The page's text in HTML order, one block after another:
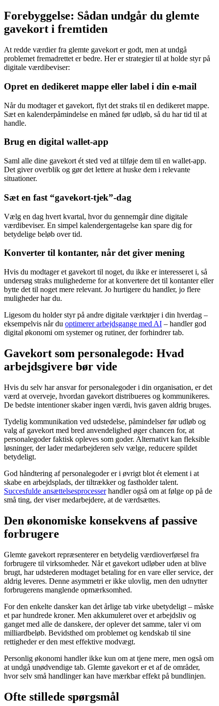
Forebyggelse: Sådan undgår du glemte
gavekort i fremtiden
At redde værdier fra glemte gavekort er godt, men at undgå
problemet fremadrettet er bedre. Her er strategier til at holde styr på
digitale værdibeviser:
Opret en dedikeret mappe eller label i din e-mail
Når du modtager et gavekort, flyt det straks til en dedikeret mappe.
Sæt en kalenderpåmindelse en måned før udløb, så du har tid til at
handle.
Brug en digital wallet-app
Saml alle dine gavekort ét sted ved at tilføje dem til en wallet-app.
Det giver overblik og gør det lettere at huske dem i relevante
situationer.
Sæt en fast “gavekort-tjek”-dag
Vælg en dag hvert kvartal, hvor du gennemgår dine digitale
værdibeviser. En simpel kalendergentagelse kan spare dig for
betydelige beløb over tid.
Konverter til kontanter, når det giver mening
Hvis du modtager et gavekort til noget, du ikke er interesseret i, så
undersøg straks mulighederne for at konvertere det til kontanter eller
bytte det til noget mere relevant. Jo hurtigere du handler, jo flere
muligheder har du.
Ligesom du holder styr på andre digitale værktøjer i din hverdag –
eksempelvis når du optimerer arbejdsgange med AI – handler god
digital økonomi om systemer og rutiner, der forhindrer tab.
Gavekort som personalegode: Hvad
arbejdsgivere bør vide
Hvis du selv har ansvar for personalegoder i din organisation, er det
værd at overveje, hvordan gavekort distribueres og kommunikeres.
De bedste intentioner skaber ingen værdi, hvis gaven aldrig bruges.
Tydelig kommunikation ved udstedelse, påmindelser før udløb og
valg af gavekort med bred anvendelighed øger chancen for, at
personalegoder faktisk opleves som goder. Alternativt kan fleksible
løsninger, der lader medarbejderen selv vælge, reducere spildet
betydeligt.
God håndtering af personalegoder er i øvrigt blot ét element i at
skabe en arbejdsplads, der tiltrækker og fastholder talent.
Succesfulde ansættelsesprocesserhandler også om at følge op på de
små ting, der viser medarbejdere, at de værdsættes.
Den økonomiske konsekvens af passive
forbrugere
Glemte gavekort repræsenterer en betydelig værdioverførsel fra
forbrugere til virksomheder. Når et gavekort udløber uden at blive
brugt, har udstederen modtaget betaling for en vare eller service, der
aldrig leveres. Denne asymmetri er ikke ulovlig, men den udnytter
forbrugerens manglende opmærksomhed.
For den enkelte dansker kan det årlige tab virke ubetydeligt – måske
et par hundrede kroner. Men akkumuleret over et arbejdsliv og
ganget med alle de danskere, der oplever det samme, taler vi om
milliardbeløb. Bevidsthed om problemet og kendskab til sine
rettigheder er den mest effektive modvægt.
Personlig økonomi handler ikke kun om at tjene mere, men også om
at undgå unødvendige tab. Glemte gavekort er et af de områder,
hvor selv små handlinger kan have mærkbar effekt på bundlinjen.
Ofte stillede spørgsmål